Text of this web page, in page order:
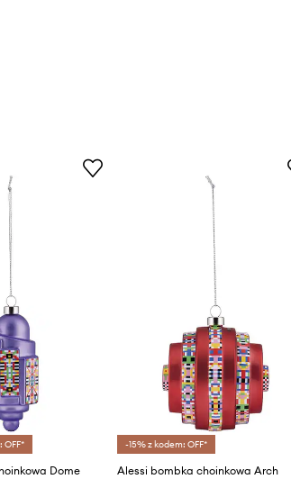
OFF*
Dome
-15% z kodem: OFF*
Alessi bombka choinkowa Arch